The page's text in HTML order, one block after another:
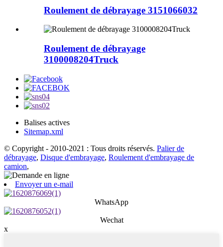
Roulement de débrayage 3151066032
Roulement de débrayage
3100008204Truck
Balises actives
Sitemap.xml
© Copyright - 2010-2021 : Tous droits réservés. Palier de
débrayage, Disque d'embrayage, Roulement d'embrayage de
camion,
Envoyer un e-mail
WhatsApp
Wechat
x